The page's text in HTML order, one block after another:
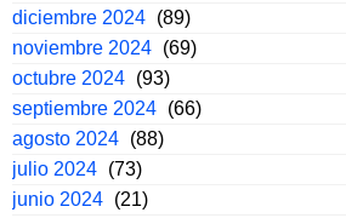
diciembre 2024 (89)
noviembre 2024 (69)
octubre 2024 (93)
septiembre 2024 (66)
agosto 2024 (88)
julio 2024 (73)
junio 2024 (21)